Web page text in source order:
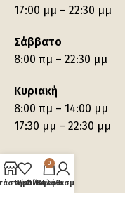
17:00 μμ – 22:30 μμ
Σάββατο
8:00 πμ – 22:30 μμ
Κυριακή
8:00 πμ – 14:00 μμ
17:30 μμ – 22:30 μμ
Wishlist
0
Καλάθι
Ο λογαριασμός μου